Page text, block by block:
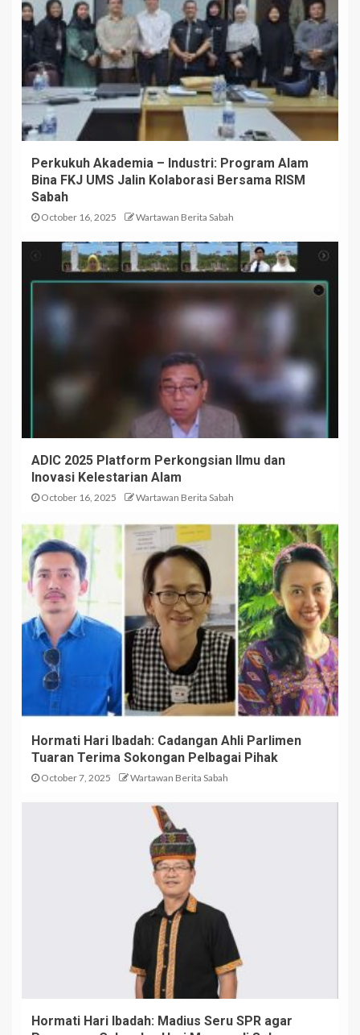
Perkukuh Akademia – Industri: Program Alam
Bina FKJ UMS Jalin Kolaborasi Bersama RISM
Sabah
October 16, 2025 Wartawan Berita Sabah
ADIC 2025 Platform Perkongsian Ilmu dan
Inovasi Kelestarian Alam
October 16, 2025 Wartawan Berita Sabah
Hormati Hari Ibadah: Cadangan Ahli Parlimen
Tuaran Terima Sokongan Pelbagai Pihak
October 7, 2025 Wartawan Berita Sabah
Hormati Hari Ibadah: Madius Seru SPR agar